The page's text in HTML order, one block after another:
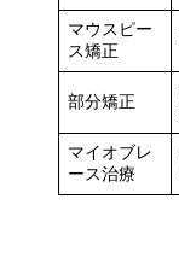
マウスピー
ス矯正
部分矯正
マイオブレ
ース治療